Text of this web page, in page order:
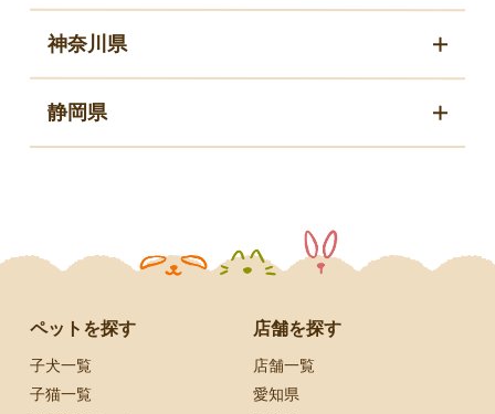
神奈川県
静岡県
ペットを探す
子犬一覧
子猫一覧
店舗を探す
店舗一覧
愛知県